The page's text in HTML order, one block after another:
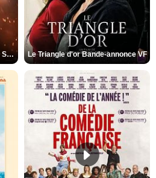
L'Odyssée Bande-annonce VO STFR Le Triangle d'or Bande-annonce VF